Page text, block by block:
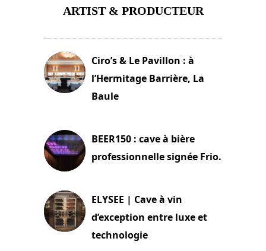
ARTIST & PRODUCTEUR
Ciro’s & Le Pavillon : à
l’Hermitage Barrière, La
Baule
BEER150 : cave à bière
professionnelle signée Frio.
ELYSEE | Cave à vin
d’exception entre luxe et
technologie